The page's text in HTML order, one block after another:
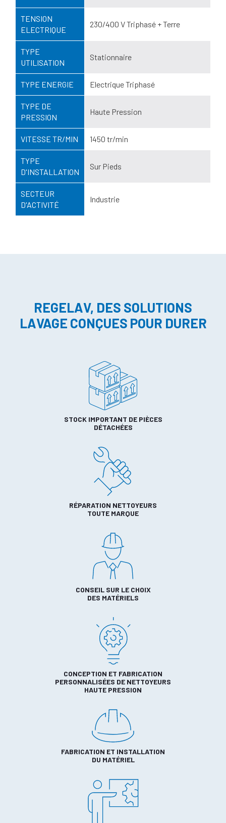
TENSION
ELECTRIQUE
230/400 V Triphasé + Terre
TYPE
UTILISATION
Stationnaire
TYPE ENERGIE Electrique Triphasé
TYPE DE
PRESSION
Haute Pression
VITESSE TR/MIN 1450 tr/min
TYPE
D'INSTALLATION
Sur Pieds
SECTEUR
D'ACTIVITÉ
Industrie
REGELAV, DES SOLUTIONS
LAVAGE CONÇUES POUR DURER
STOCK IMPORTANT DE PIÈCES
DÉTACHÉES
RÉPARATION NETTOYEURS
TOUTE MARQUE
CONSEIL SUR LE CHOIX
DES MATÉRIELS
CONCEPTION ET FABRICATION
PERSONNALISÉES DE NETTOYEURS
HAUTE PRESSION
FABRICATION ET INSTALLATION
DU MATÉRIEL